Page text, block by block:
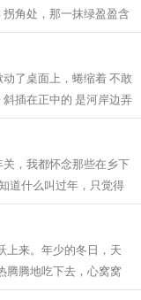
角处，那一抹绿盈盈含
了桌面上，蜷缩着 不敢
插在正中的 是河岸边弄
，我都怀念那些在乡下
道什么叫过年，只觉得
上来。年少的冬日，天
腾腾地吃下去，心窝窝